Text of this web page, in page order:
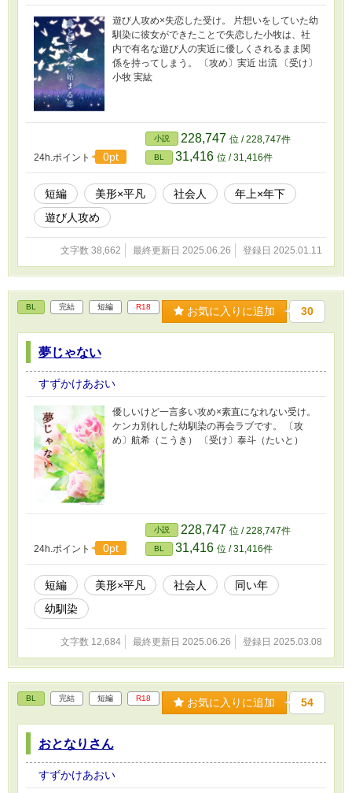
遊び人攻め×失恋した受け。 片想いをしていた幼
馴染に彼女ができたことで失恋した小牧は、社
内で有名な遊び人の実近に優しくされるまま関
係を持ってしまう。 〔攻め〕実近 出流 〔受け〕
小牧 実紘
24h.ポイント 0pt
小説 228,747 位 / 228,747件
BL 31,416 位 / 31,416件
短編 美形×平凡 社会人
年上×年下
遊び人攻め
文字数 38,662 最終更新日 2025.06.26 登録日 2025.01.11
BL 完結 短編 R18 お気に入りに追加 30
夢じゃない
すずかけあおい
優しいけど一言多い攻め×素直になれない受け。
ケンカ別れした幼馴染の再会ラブです。 〔攻
め〕航希（こうき） 〔受け〕泰斗（たいと）
24h.ポイント 0pt
小説 228,747 位 / 228,747件
BL 31,416 位 / 31,416件
短編 美形×平凡 社会人
同い年
幼馴染
文字数 12,684 最終更新日 2025.06.26 登録日 2025.03.08
BL 完結 短編 R18 お気に入りに追加 54
おとなりさん
すずかけあおい